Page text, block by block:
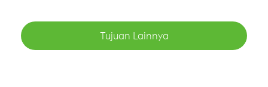
Tujuan Lainnya